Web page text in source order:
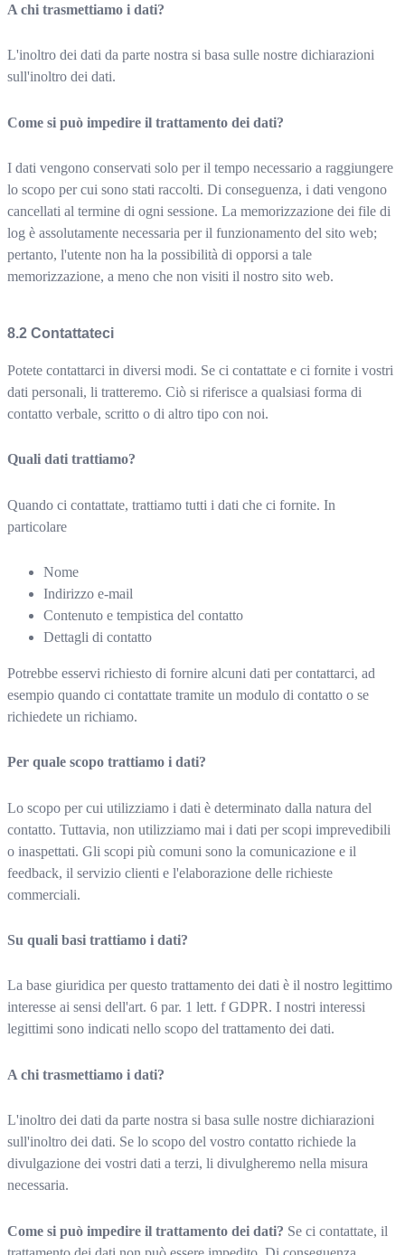
A chi trasmettiamo i dati?
L'inoltro dei dati da parte nostra si basa sulle nostre dichiarazioni
sull'inoltro dei dati.
Come si può impedire il trattamento dei dati?
I dati vengono conservati solo per il tempo necessario a raggiungere
lo scopo per cui sono stati raccolti. Di conseguenza, i dati vengono
cancellati al termine di ogni sessione. La memorizzazione dei file di
log è assolutamente necessaria per il funzionamento del sito web;
pertanto, l'utente non ha la possibilità di opporsi a tale
memorizzazione, a meno che non visiti il nostro sito web.
Contattateci
Potete contattarci in diversi modi. Se ci contattate e ci fornite i vostri
dati personali, li tratteremo. Ciò si riferisce a qualsiasi forma di
contatto verbale, scritto o di altro tipo con noi.
Quali dati trattiamo?
Quando ci contattate, trattiamo tutti i dati che ci fornite. In
particolare
Nome
Indirizzo e-mail
Contenuto e tempistica del contatto
Dettagli di contatto
Potrebbe esservi richiesto di fornire alcuni dati per contattarci, ad
esempio quando ci contattate tramite un modulo di contatto o se
richiedete un richiamo.
Per quale scopo trattiamo i dati?
Lo scopo per cui utilizziamo i dati è determinato dalla natura del
contatto. Tuttavia, non utilizziamo mai i dati per scopi imprevedibili
o inaspettati. Gli scopi più comuni sono la comunicazione e il
feedback, il servizio clienti e l'elaborazione delle richieste
commerciali.
Su quali basi trattiamo i dati?
La base giuridica per questo trattamento dei dati è il nostro legittimo
interesse ai sensi dell'art. 6 par. 1 lett. f GDPR. I nostri interessi
legittimi sono indicati nello scopo del trattamento dei dati.
A chi trasmettiamo i dati?
L'inoltro dei dati da parte nostra si basa sulle nostre dichiarazioni
sull'inoltro dei dati. Se lo scopo del vostro contatto richiede la
divulgazione dei vostri dati a terzi, li divulgheremo nella misura
necessaria.
Come si può impedire il trattamento dei dati? Se ci contattate, il